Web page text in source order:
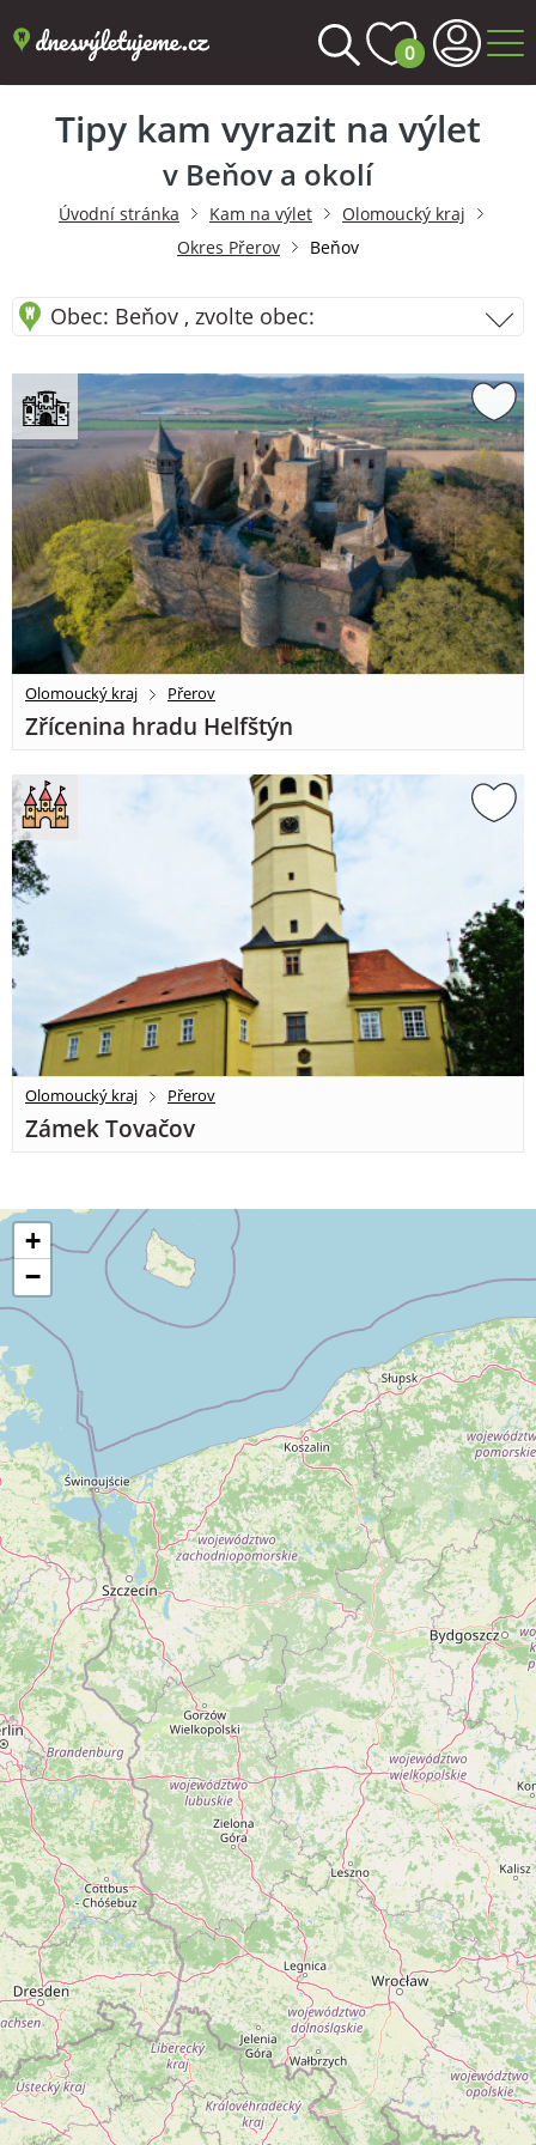
0
Tipy kam vyrazit na výlet
v Beňov a okolí
Úvodní stránka Kam na výlet
Olomoucký kraj
Okres Přerov
Beňov
Obec: Beňov , zvolte obec:
Olomoucký kraj Přerov
Zřícenina hradu Helfštýn
Olomoucký kraj Přerov
Zámek Tovačov
+
−